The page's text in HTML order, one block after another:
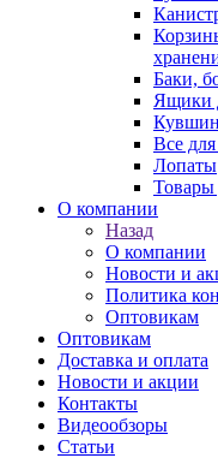
Баки,
Ящики
Все для
Лопаты
О компании
Назад
О компании
Новости и
Политика
Оптовикам
Оптовикам
Доставка и оплата
Новости и акции
Контакты
Видеообзоры
Статьи